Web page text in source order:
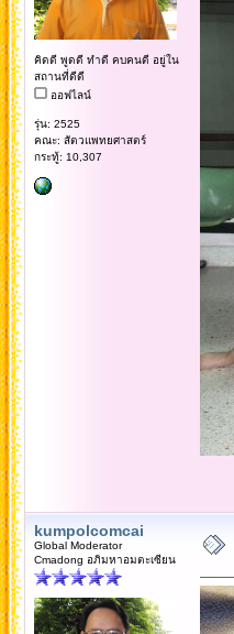
คิดดี พูดดี ทำดี คบคนดี อยู่ใน
สถานที่ดีดี
ออฟไลน์
รุ่น: 2525
คณะ: สัตวแพทยศาสตร์
กระทู้: 10,307
kumpolcomcai
Global Moderator
Cmadong อภิมหาอมตะเซียน